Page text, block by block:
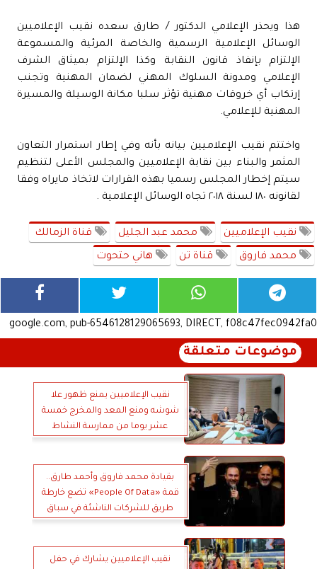
هذا ويحذر الإعلامي الدكتور / طارق سعده نقيب الإعلاميين
الوسائل الإعلامية الرسمية والخاصة المرئية والمسموعة
الإلتزام بإنفاذ قانون النقابة وكذا الإلتزام بميثاق الشرف
الإعلامي ومدونة السلوك المهني لضمان المهنية وتجنب
إرتكاب أي خروقات مهنية تؤثر سلبا مكانة الوسيلة والمسيرة
المهنية للإعلامي.
واختتم نقيب الإعلاميين بيانه بأنه وفي إطار استمرار التعاون
المثمر والبناء بين نقابة الإعلاميين والمجلس الأعلى لتنظيم
سيتم إخطار المجلس رسميا بهذه القرارات لاتخاذ مايراه وفقا
لقانونه ١٨٠ لسنة ٢٠١٨ تجاه الوسائل الإعلامية .
نقيب الإعلاميين محمد عبد الجليل قناة الزمالك
محمد فاروق قناة تن هاني حتحوت
google.com, pub-6546128129065693, DIRECT, f08c47fec0942fa0
موضوعات متعلقة
نقيب الإعلاميين يمنع ظهور علا
شوشه ومنع المعد والمخرج خمسة
عشر يوما من ممارسة النشاط
بقيادة محمد فاروق وأحمد طارق..
قمة «People Of Data» تضع خارطة
طريق للشركات الناشئة في سباق
نقيب الإعلاميين يشارك في حفل